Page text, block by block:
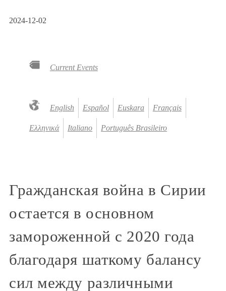
2024-12-02
Current Events
English Español Euskara Français
Ελληνικά Italiano Português Brasileiro
Гражданская война в Сирии
остается в основном
замороженной с 2020 года
благодаря шаткому балансу
сил между различными